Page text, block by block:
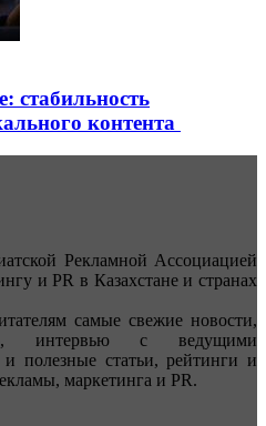
стабильность
контента
Рекламной Ассоциацией
и PR в Казахстане и странах
самые свежие новости,
интервью с ведущими
полезные статьи, рейтинги и
маркетинга и PR.